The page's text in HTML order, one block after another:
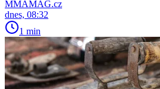
MMAMAG.cz
dnes, 08:32
1 min